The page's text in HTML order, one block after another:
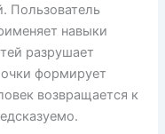
Пользователь
навыки
разрушает
формирует
возвращается к